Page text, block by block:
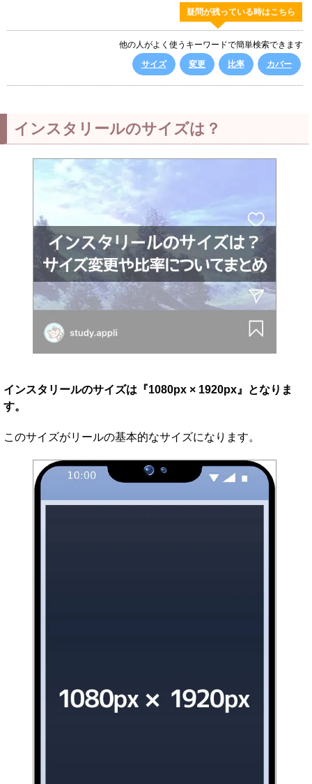
疑問が残っている時はこちら
他の人がよく使うキーワードで簡単検索できます
サイズ
変更 比率 カバー
インスタリールのサイズは？
インスタリールのサイズは『1080px × 1920px』となりま
す。
このサイズがリールの基本的なサイズになります。